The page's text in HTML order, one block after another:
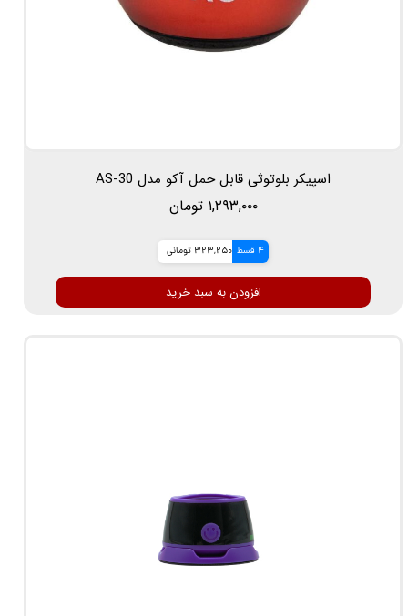
اسپیکر بلوتوثی قابل حمل آکو مدل AS-30
۱,۲۹۳,۰۰۰ تومان
4 قسط 323,250 تومانی
افزودن به سبد خرید